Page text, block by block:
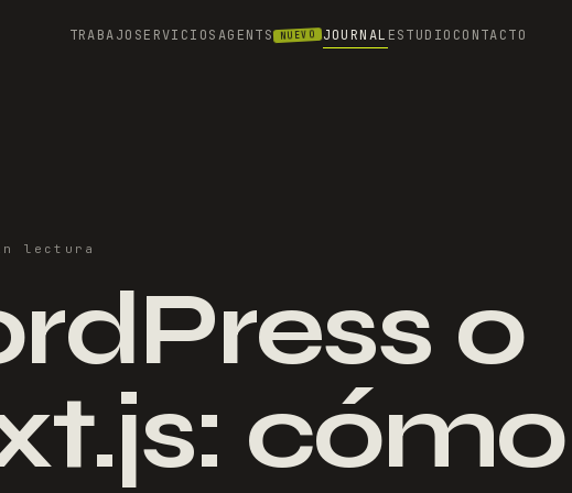
TRABAJO SERVICIOSAGENTS NUEVO JOURNAL ESTUDIO CONTACTO
lectura
o
cómo